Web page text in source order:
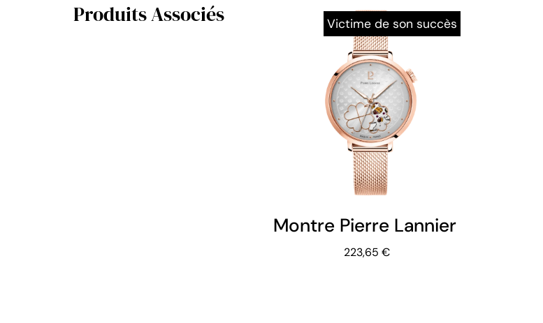
Produits Associés Victime de son succès
Montre Pierre Lannier -
223,65 €